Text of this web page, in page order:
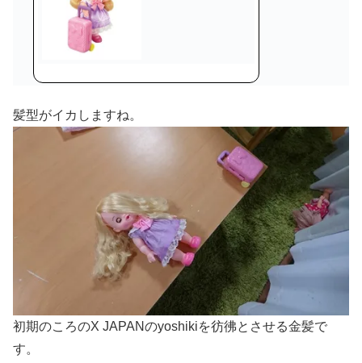
髪型がイカしますね。
初期のころのX JAPANのyoshikiを彷彿とさせる金髪で
す。